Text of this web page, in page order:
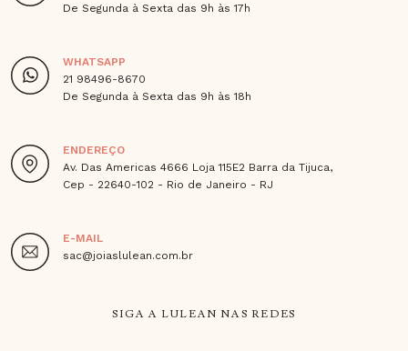
De Segunda à Sexta das 9h às 17h
WHATSAPP
21 98496-8670
De Segunda à Sexta das 9h às 18h
ENDEREÇO
Av. Das Americas 4666 Loja 115E2 Barra da Tijuca,
Cep - 22640-102 - Rio de Janeiro - RJ
E-MAIL
sac@joiaslulean.com.br
SIGA A LULEAN NAS REDES